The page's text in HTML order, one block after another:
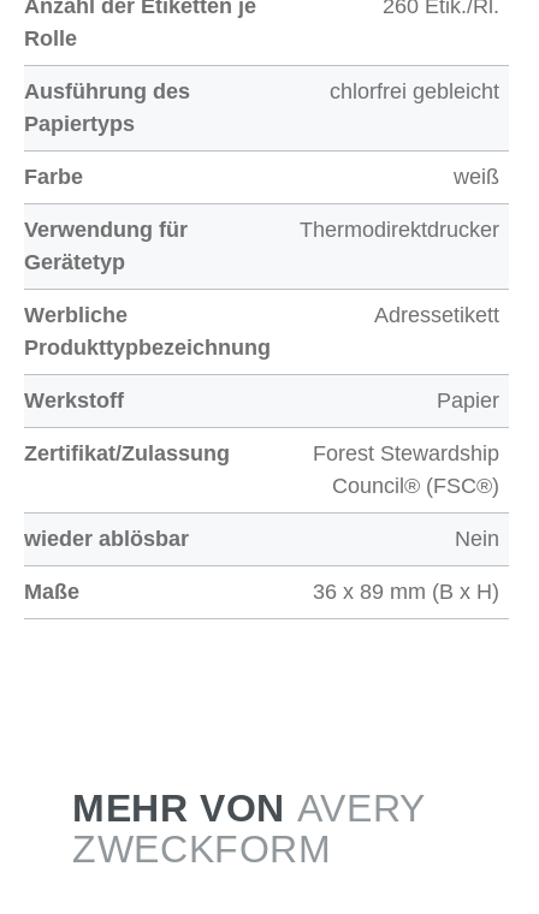
Anzahl der Etiketten je
Rolle
260 Etik./Rl.
Ausführung des
Papiertyps
chlorfrei gebleicht
Farbe weiß
Verwendung für
Gerätetyp
Thermodirektdrucker
Werbliche
Produkttypbezeichnung
Adressetikett
Werkstoff Papier
Zertifikat/Zulassung
Forest Stewardship
Council® (FSC®)
wieder ablösbar Nein
Maße 36 x 89 mm (B x H)
MEHR VON AVERY
ZWECKFORM